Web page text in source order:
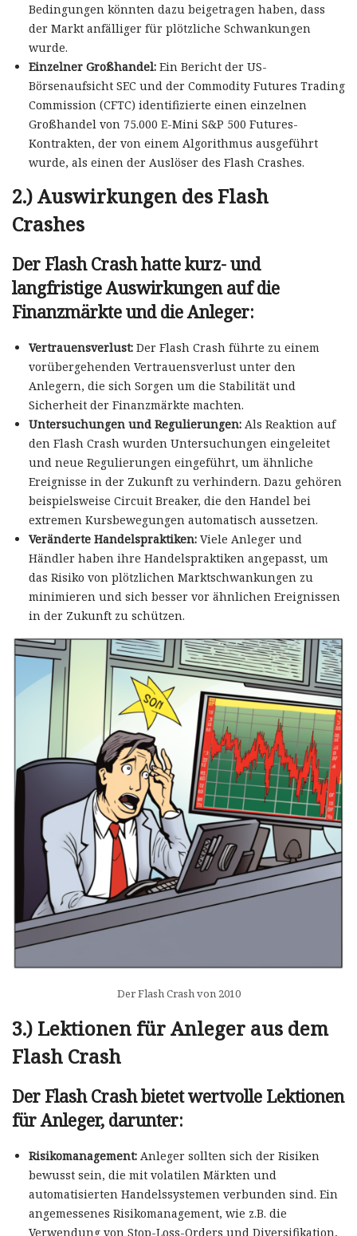
Bedingungen könnten dazu beigetragen haben, dass
der Markt anfälliger für plötzliche Schwankungen
wurde.
Einzelner Großhandel:Ein Bericht der US-
Börsenaufsicht SEC und der Commodity Futures Trading
Commission (CFTC) identifizierte einen einzelnen
Großhandel von 75.000 E-Mini S&P 500 Futures-
Kontrakten, der von einem Algorithmus ausgeführt
wurde, als einen der Auslöser des Flash Crashes.
2.) Auswirkungen des Flash
Crashes
Der Flash Crash hatte kurz- und
langfristige Auswirkungen auf die
Finanzmärkte und die Anleger:
Vertrauensverlust: Der Flash Crash führte zu einem
vorübergehenden Vertrauensverlust unter den
Anlegern, die sich Sorgen um die Stabilität und
Sicherheit der Finanzmärkte machten.
Untersuchungen und Regulierungen:Als Reaktion auf
den Flash Crash wurden Untersuchungen eingeleitet
und neue Regulierungen eingeführt, um ähnliche
Ereignisse in der Zukunft zu verhindern. Dazu gehören
beispielsweise Circuit Breaker, die den Handel bei
extremen Kursbewegungen automatisch aussetzen.
Veränderte Handelspraktiken: Viele Anleger und
Händler haben ihre Handelspraktiken angepasst, um
das Risiko von plötzlichen Marktschwankungen zu
minimieren und sich besser vor ähnlichen Ereignissen
in der Zukunft zu schützen.
Der Flash Crash von 2010
3.) Lektionen für Anleger aus dem
Flash Crash
Der Flash Crash bietet wertvolle Lektionen
für Anleger, darunter:
Risikomanagement:Anleger sollten sich der Risiken
bewusst sein, die mit volatilen Märkten und
automatisierten Handelssystemen verbunden sind. Ein
angemessenes Risikomanagement, wie z.B. die
Verwendung von Stop-Loss-Orders und Diversifikation,